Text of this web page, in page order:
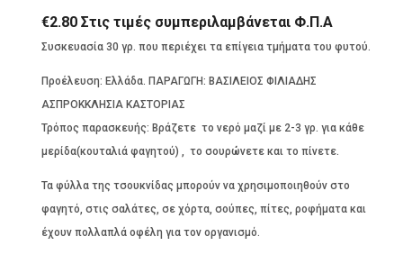
€2.80 Στις τιμές συμπεριλαμβάνεται Φ.Π.Α
Συσκευασία 30 γρ. που περιέχει τα επίγεια τμήματα του φυτού.
Προέλευση: Ελλάδα. ΠΑΡΑΓΩΓΗ: ΒΑΣΙΛΕΙΟΣ ΦΙΛΙΑΔΗΣ
ΑΣΠΡΟΚΚΛΗΣΙΑ ΚΑΣΤΟΡΙΑΣ
Τρόπος παρασκευής: Βράζετε το νερό μαζί με 2-3 γρ. για κάθε
μερίδα(κουταλιά φαγητού) , το σουρώνετε και το πίνετε.
Τα φύλλα της τσουκνίδας μπορούν να χρησιμοποιηθούν στο
φαγητό, στις σαλάτες, σε χόρτα, σούπες, πίτες, ροφήματα και
έχουν πολλαπλά οφέλη για τον οργανισμό.